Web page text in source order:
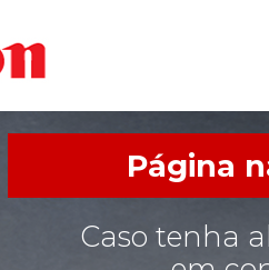
Página
Caso tenha